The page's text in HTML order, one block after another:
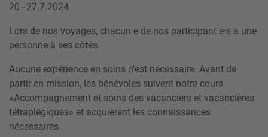
20–27.7.2024
Lors de nos voyages, chacun·e de nos participant·e·s a une
personne à ses côtés.
Aucune expérience en soins n'est nécessaire. Avant de
partir en mission, les bénévoles suivent notre cours
«Accompagnement et soins des vacanciers et vacancières
tétraplégiques» et acquièrent les connaissances
nécessaires.